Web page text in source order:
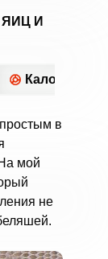
И
в
мой
не